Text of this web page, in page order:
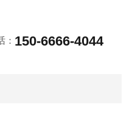
： 150-6666-4044